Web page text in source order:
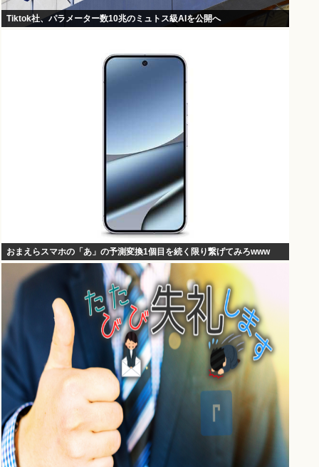
Tiktok社、パラメーター数10兆のミュトス級AIを公開へ
おまえらスマホの「あ」の予測変換1個目を続く限り繋げてみろwww